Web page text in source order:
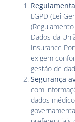
LGPD (Lei
Dados da
Insurance
exigem
gestão de
Segurança
com
dados